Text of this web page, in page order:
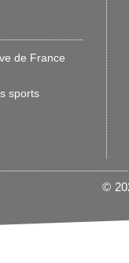
de France
sports
©